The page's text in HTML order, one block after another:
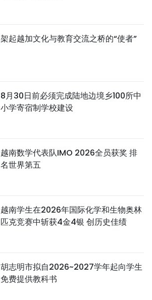
架起越加文化与教育交流之桥的“使者”
8月30日前必须完成陆地边境乡100所中
小学寄宿制学校建设
越南数学代表队IMO 2026全员获奖 排
名世界第五
越南学生在2026年国际化学和生物奥林
匹克竞赛中斩获4金4银 创历史佳绩
胡志明市拟自2026~2027学年起向学生
免费提供教科书